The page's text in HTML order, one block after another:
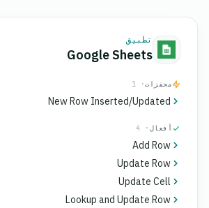
تطبيق
Google Sheets
محفزات· 1
New Row Inserted/Updated
أفعال · 4
Add Row
Update Row
Update Cell
Lookup and Update Row